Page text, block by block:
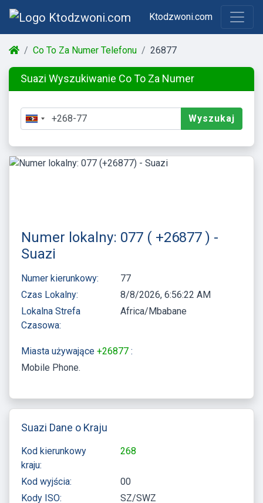
Ktodzwoni.com
Co To Za Numer Telefonu 26877
Suazi Wyszukiwanie Co To Za Numer
Wyszukaj
Numer lokalny: 077 ( +26877 ) -
Suazi
Numer kierunkowy:
77
Czas Lokalny:
8/8/2026, 6:56:23 AM
Lokalna Strefa
Czasowa:
Africa/Mbabane
Miasta używające +26877 :
Mobile Phone
Suazi Dane o Kraju
Kod kierunkowy
kraju:
268
Kod wyjścia:
00
Kody ISO:
SZ/SWZ